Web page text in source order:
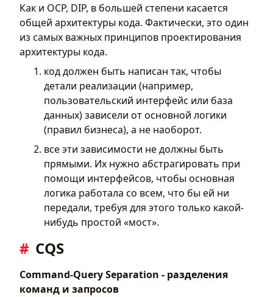
Как и OCP, DIP, в большей степени касается
общей архитектуры кода. Фактически, это один
из самых важных принципов проектирования
архитектуры кода.
код должен быть написан так, чтобы
детали реализации (например,
пользовательский интерфейс или база
данных) зависели от основной логики
(правил бизнеса), а не наоборот.
все эти зависимости не должны быть
прямыми. Их нужно абстрагировать при
помощи интерфейсов, чтобы основная
логика работала со всем, что бы ей ни
передали, требуя для этого только какой-
нибудь простой «мост».
CQS
Command-Query Separation - разделения
команд и запросов